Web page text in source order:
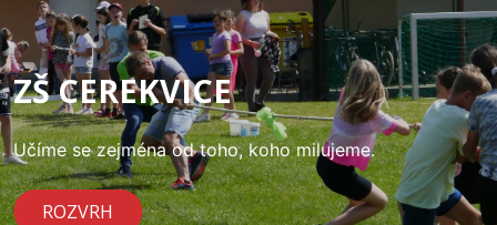
ZŠ CEREKVICE
Učíme se zejména od toho, koho milujeme.
ROZVRH